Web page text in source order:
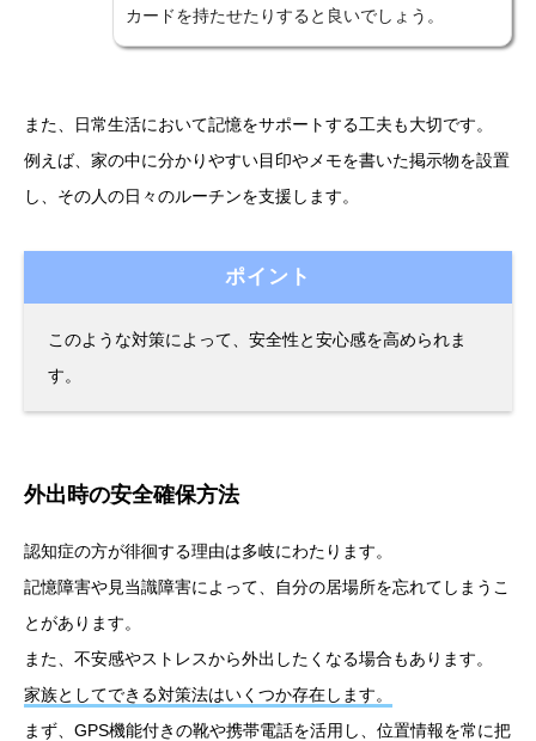
カードを持たせたりすると良いでしょう。
また、日常生活において記憶をサポートする工夫も大切です。
例えば、家の中に分かりやすい目印やメモを書いた掲示物を設置
し、その人の日々のルーチンを支援します。
ポイント
このような対策によって、安全性と安心感を高められま
す。
外出時の安全確保方法
認知症の方が徘徊する理由は多岐にわたります。
記憶障害や見当識障害によって、自分の居場所を忘れてしまうこ
とがあります。
また、不安感やストレスから外出したくなる場合もあります。
家族としてできる対策法はいくつか存在します。
まず、GPS機能付きの靴や携帯電話を活用し、位置情報を常に把